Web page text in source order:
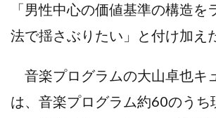
「男性中心の価値基準の構造を
法で揺さぶりたい」と付け加え
音楽プログラムの大山卓也キ
は、音楽プログラム約60のうち